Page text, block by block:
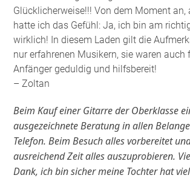
Glücklicherweise!!! Von dem Moment an,
hatte ich das Gefühl: Ja, ich bin am
wirklich! In diesem Laden gilt die
nur erfahrenen Musikern, sie waren auch
Anfänger geduldig und hilfsbereit!
– Zoltan
Beim Kauf einer Gitarre der Oberklasse
ausgezeichnete Beratung in allen
Telefon. Beim Besuch alles vorbereitet
ausreichend Zeit alles auszuprobieren.
Dank, ich bin sicher meine Tochter hat